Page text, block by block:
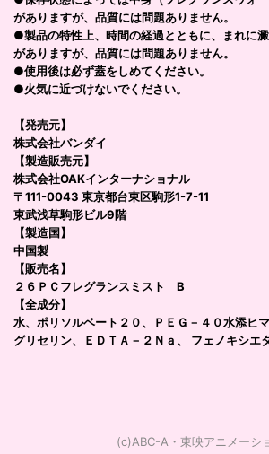
がありますが、品質には問題ありません。
●製品の特性上、時間の経過とともに、まれに
がありますが、品質には問題ありません。
●使用後は必ず蓋をしめてください。
●火気に近づけないでください。
【発売元】
株式会社バンダイ
【製造販売元】
株式会社OAKインターナショナル
〒111-0043 東京都台東区駒形1-7-11
東武浅草駒形ビル9階
【製造国】
中国製
【販売名】
２６ＰＣフレグランスミスト B
【全成分】
水、ポリソルベート２０、ＰＥＧ－４０水添ヒ
グリセリン、ＥＤＴＡ－２Ｎａ、 フェノキシエ
(c)ABC-A・東映アニメーシ